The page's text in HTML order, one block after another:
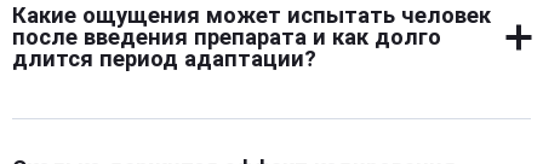
фермент, расщепляющий этанол. В результате даже
малая доза спиртного вызывает сильное отравление:
Какие ощущения может испытать человек
после введения препарата и как долго
длится период адаптации?
После процедуры возможны слабость, сонливость,